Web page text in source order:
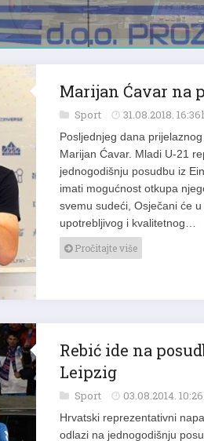
Marijan Ćavar na
Sport 31.08.2018.
Posljednjeg dana
Marijan Ćavar. Mladi U-21
jednogodišnju posudbu iz
imati mogućnost otkupa
svemu sudeći, Osječani će
upotrebljivog i kvalitetnog…
Pročitajte više
Rebić ide na
Leipzig
Sport 03.08.2014.
Hrvatski reprezentativni
odlazi na jednogodišnju